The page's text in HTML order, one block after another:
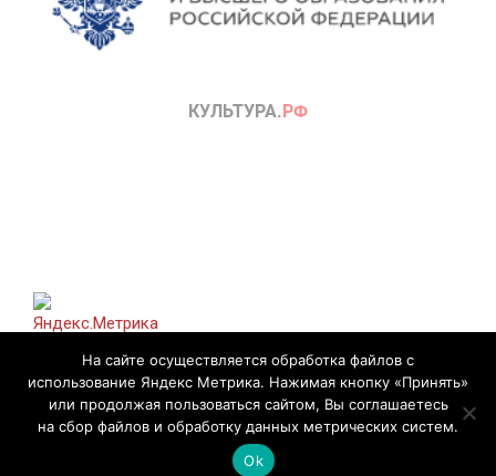
Разработано с использованиемMagazine News Byte
WordPress
На сайте осуществляется обработка файлов с
использование Яндекс Метрика. Нажимая кнопку «Принять»
или продолжая пользоваться сайтом, Вы соглашаетесь
на сбор файлов и обработку данных метрических систем.
Ok